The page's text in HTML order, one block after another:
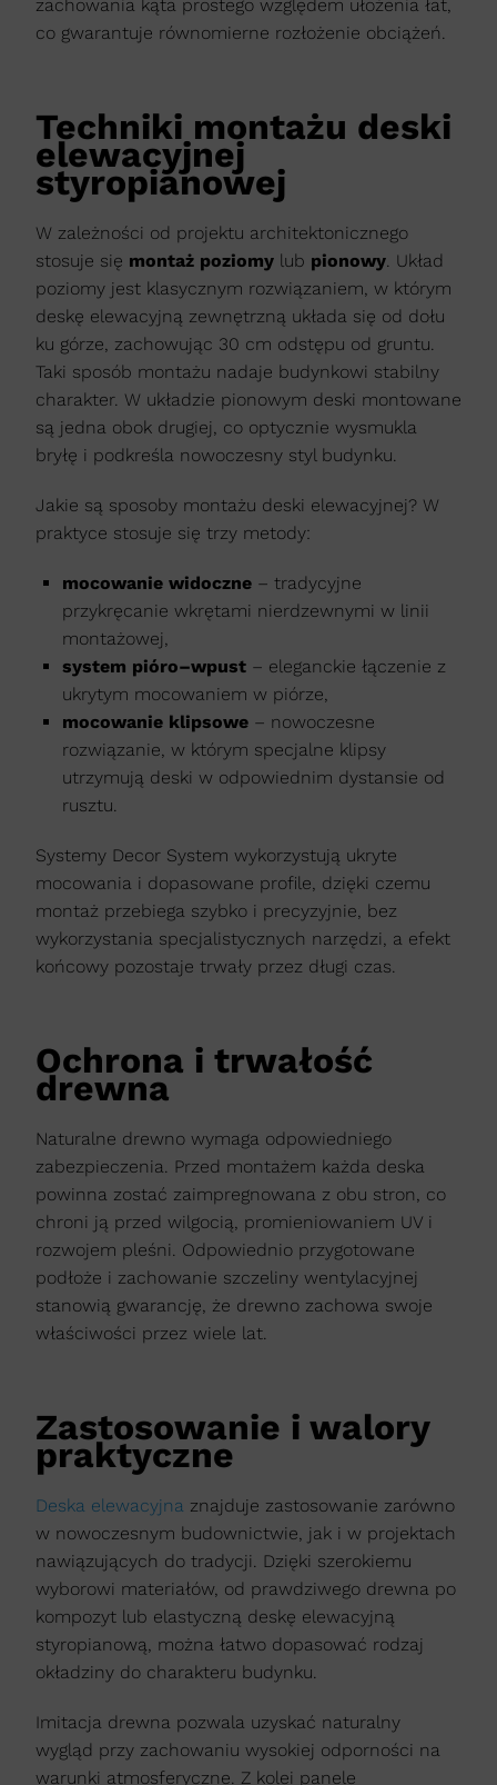
zachowania kąta prostego względem ułożenia łat,
co gwarantuje równomierne rozłożenie obciążeń.
Techniki montażu deski
elewacyjnej
styropianowej
W zależności od projektu architektonicznego
stosuje się montaż poziomy lub pionowy. Układ
poziomy jest klasycznym rozwiązaniem, w którym
deskę elewacyjną zewnętrzną układa się od dołu
ku górze, zachowując 30 cm odstępu od gruntu.
Taki sposób montażu nadaje budynkowi stabilny
charakter. W układzie pionowym deski montowane
są jedna obok drugiej, co optycznie wysmukla
bryłę i podkreśla nowoczesny styl budynku.
Jakie są sposoby montażu deski elewacyjnej? W
praktyce stosuje się trzy metody:
mocowanie widoczne – tradycyjne
przykręcanie wkrętami nierdzewnymi w linii
montażowej,
system pióro–wpust – eleganckie łączenie z
ukrytym mocowaniem w piórze,
mocowanie klipsowe – nowoczesne
rozwiązanie, w którym specjalne klipsy
utrzymują deski w odpowiednim dystansie od
rusztu.
Systemy Decor System wykorzystują ukryte
mocowania i dopasowane profile, dzięki czemu
montaż przebiega szybko i precyzyjnie, bez
wykorzystania specjalistycznych narzędzi, a efekt
końcowy pozostaje trwały przez długi czas.
Ochrona i trwałość
drewna
Naturalne drewno wymaga odpowiedniego
zabezpieczenia. Przed montażem każda deska
powinna zostać zaimpregnowana z obu stron, co
chroni ją przed wilgocią, promieniowaniem UV i
rozwojem pleśni. Odpowiednio przygotowane
podłoże i zachowanie szczeliny wentylacyjnej
stanowią gwarancję, że drewno zachowa swoje
właściwości przez wiele lat.
Zastosowanie i walory
praktyczne
Deska elewacyjna znajduje zastosowanie zarówno
w nowoczesnym budownictwie, jak i w projektach
nawiązujących do tradycji. Dzięki szerokiemu
wyborowi materiałów, od prawdziwego drewna po
kompozyt lub elastyczną deskę elewacyjną
styropianową, można łatwo dopasować rodzaj
okładziny do charakteru budynku.
Imitacja drewna pozwala uzyskać naturalny
wygląd przy zachowaniu wysokiej odporności na
warunki atmosferyczne. Z kolei panele